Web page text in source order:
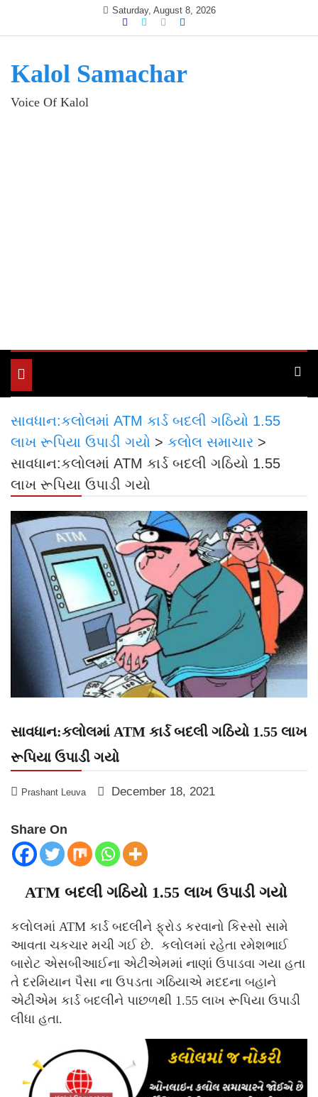
Saturday, August 8, 2026
Kalol Samachar
Voice Of Kalol
Toggle
navigation
સાવધાન:કલોલમાં ATM કાર્ડ બદલી ગઠિયો 1.55
લાખ રૂપિયા ઉપાડી ગયો > કલોલ સમાચાર >
સાવધાન:કલોલમાં ATM કાર્ડ બદલી ગઠિયો 1.55
લાખ રૂપિયા ઉપાડી ગયો
સાવધાન:કલોલમાં ATM કાર્ડ બદલી ગઠિયો 1.55 લાખ
રૂપિયા ઉપાડી ગયો
Prashant Leuva December 18, 2021
Share On
ATM બદલી ગઠિયો 1.55 લાખ ઉપાડી ગયો
કલોલમાં ATM કાર્ડ બદલીને ફ્રોડ કરવાનો કિસ્સો સામે
આવતા ચકચાર મચી ગઈ છે. કલોલમાં રહેતા રમેશભાઈ
બારોટ એસબીઆઈના એટીએમમાં નાણાં ઉપાડવા ગયા હતા
તે દરમિયાન પૈસા ના ઉપડતા ગઠિયાએ મદદના બહાને
એટીએમ કાર્ડ બદલીને પાછળથી 1.55 લાખ રૂપિયા ઉપાડી
લીધા હતા.